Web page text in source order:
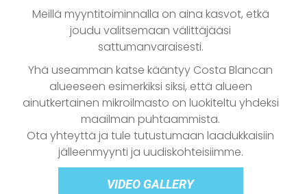
Meillä myyntitoiminnalla on aina kasvot, etkä
joudu valitsemaan välittäjääsi
sattumanvaraisesti.
Yhä useamman katse kääntyy Costa Blancan
alueeseen esimerkiksi siksi, että alueen
ainutkertainen mikroilmasto on luokiteltu yhdeksi
maailman puhtaammista.
Ota yhteyttä ja tule tutustumaan laadukkaisiin
jälleenmyynti ja uudiskohteisiimme.
VIDEO GALLERY